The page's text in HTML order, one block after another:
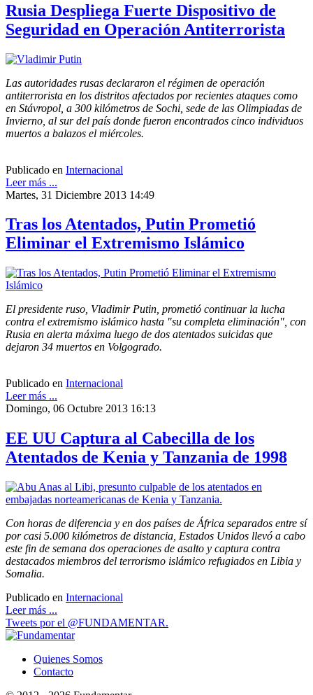
Rusia Despliega Fuerte Dispositivo de
Seguridad en Operación Antiterrorista
Las autoridades rusas declararon el régimen de operación
antiterrorista en los distritos afectados por recientes ataques como
en Stávropol, a 300 kilómetros de Sochi, sede de las Olimpiadas de
Invierno, al sur del país donde fueron encontrados cinco individuos
muertos a balazos el miércoles.
Publicado en Internacional
Leer más ...
Martes, 31 Diciembre 2013 14:49
Tras los Atentados, Putin Prometió
Eliminar el Extremismo Islámico
El presidente ruso, Vladimir Putin, prometió continuar la lucha
contra el extremismo islámico hasta "su completa eliminación", con
Rusia en alerta máxima luego de dos atentados suicidas que
dejaron 34 muertos en Volgogrado.
Publicado en Internacional
Leer más ...
Domingo, 06 Octubre 2013 16:13
EE UU Captura al Cabecilla de los
Atentados de Kenia y Tanzania de 1998
Con horas de diferencia y en dos países de África separados entre sí
por casi 5.000 kilómetros de distancia, Estados Unidos llevó a cabo
este fin de semana dos operaciones de asalto y captura contra
destacados miembros del terrorismo islámico refugiados en Libia y
Somalia.
Publicado en Internacional
Leer más ...
Tweets por el @FUNDAMENTAR.
Quienes Somos
Contacto